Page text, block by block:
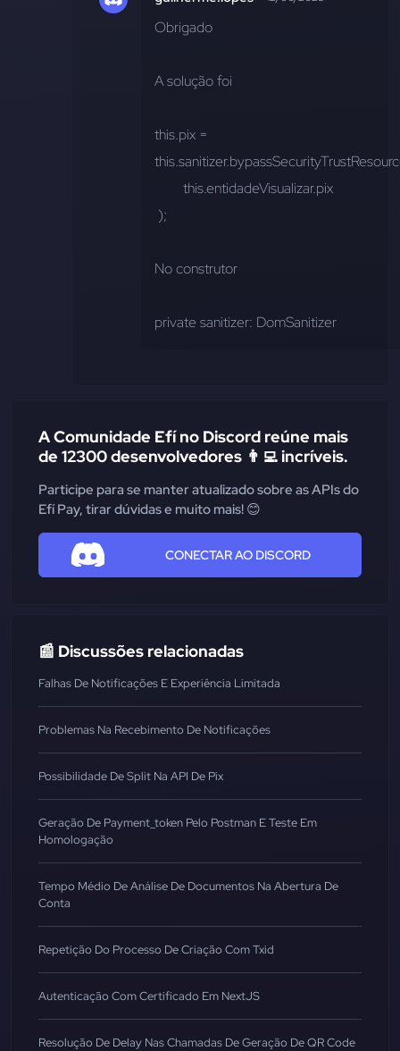
Obrigado
A solução foi
this.pix =
        this.entidadeVisualizar.pix
);
No construtor
private sanitizer: DomSanitizer
A Comunidade Efí no Discord reúne mais
de 12300 desenvolvedores 👨‍💻 incríveis.
Participe para se manter atualizado sobre as APIs do
Efí Pay, tirar dúvidas e muito mais! 😊
CONECTAR AO DISCORD
📰 Discussões relacionadas
Falhas De Notificações E Experiência Limitada
Problemas Na Recebimento De Notificações
Possibilidade De Split Na API De Pix
Geração De Payment_token Pelo Postman E Teste Em
Homologação
Tempo Médio De Análise De Documentos Na Abertura De
Conta
Repetição Do Processo De Criação Com Txid
Autenticação Com Certificado Em NextJS
Resolução De Delay Nas Chamadas De Geração De QR Code